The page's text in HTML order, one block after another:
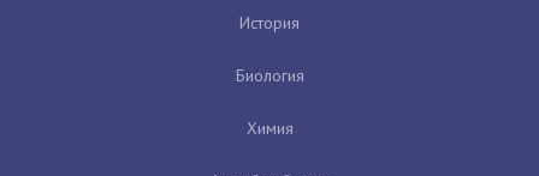
История
Биология
Химия